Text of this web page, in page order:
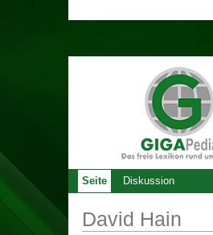
David Hain
Seite Diskussion